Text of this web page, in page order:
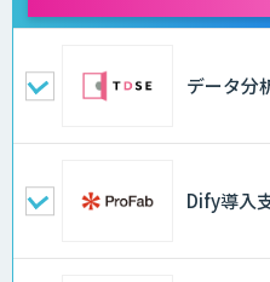
データ分
Dify導入